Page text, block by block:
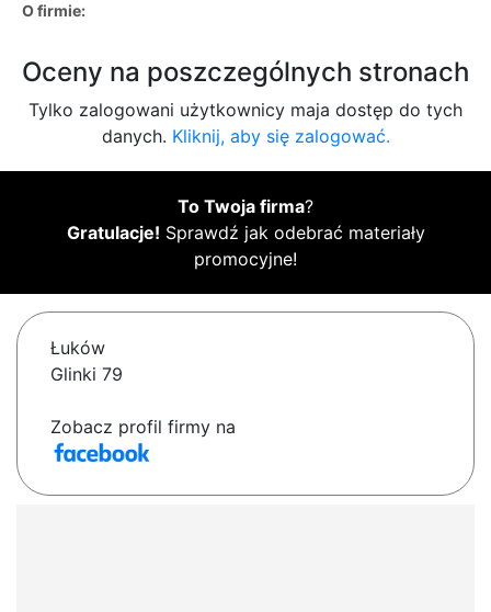
O firmie:
Oceny na poszczególnych stronach
Tylko zalogowani użytkownicy maja dostęp do tych
danych. Kliknij, aby się zalogować.
To Twoja firma?
Gratulacje! Sprawdź jak odebrać materiały
promocyjne!
Łuków
Glinki 79
Zobacz profil firmy na